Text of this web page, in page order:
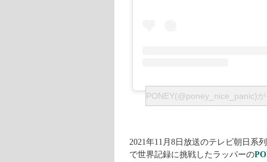
PONEY(@poney_nice_panic)
2021年11月8日放送のテレビ朝日系
で世界記録に挑戦したラッパーの